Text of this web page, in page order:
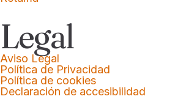
Legal
Aviso Legal
Política de Privacidad
Política de cookies
Declaración de accesibilidad